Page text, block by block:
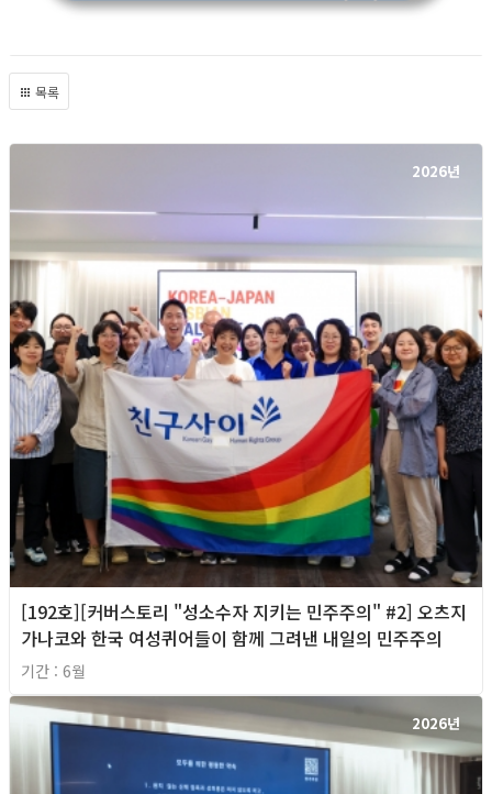
목록
2026년
[192호][커버스토리 "성소수자 지키는 민주주의" #2] 오츠지
가나코와 한국 여성퀴어들이 함께 그려낸 내일의 민주주의
기간 : 6월
2026년